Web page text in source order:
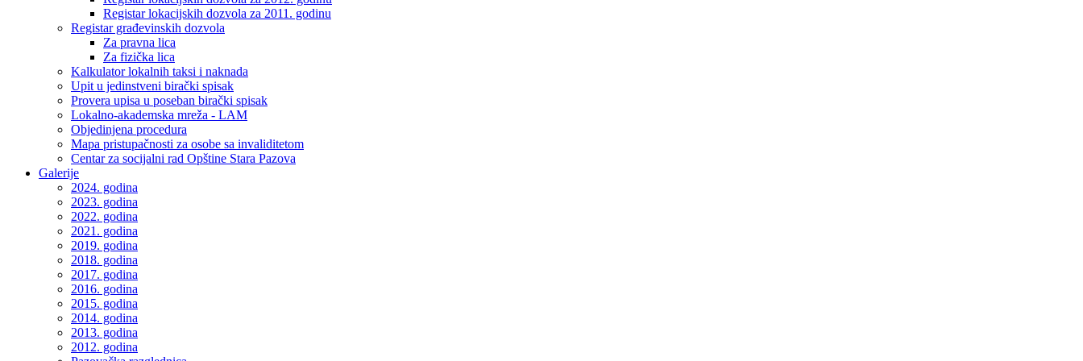
Registar lokacijskih dozvola za 2011. godinu
Registar građevinskih dozvola
Za pravna lica
Za fizička lica
Kalkulator lokalnih taksi i naknada
Upit u jedinstveni birački spisak
Provera upisa u poseban birački spisak
Lokalno-akademska mreža - LAM
Objedinjena procedura
Mapa pristupačnosti za osobe sa invaliditetom
Centar za socijalni rad Opštine Stara Pazova
Galerije
2024. godina
2023. godina
2022. godina
2021. godina
2019. godina
2018. godina
2017. godina
2016. godina
2015. godina
2014. godina
2013. godina
2012. godina